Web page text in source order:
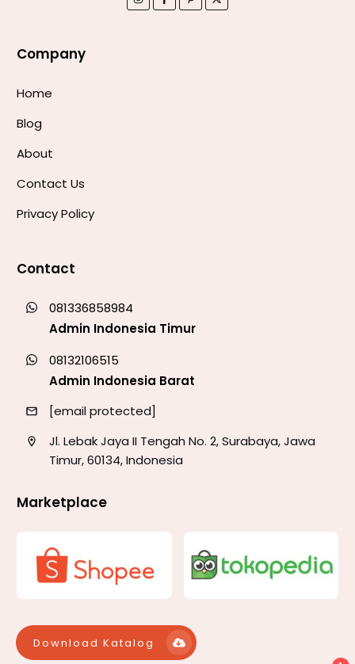
Company
Home
Blog
About
Contact Us
Privacy Policy
Contact
081336858984
Admin Indonesia Timur
08132106515
Admin Indonesia Barat
[email protected]
Jl. Lebak Jaya II Tengah No. 2, Surabaya, Jawa
Timur, 60134, Indonesia
Marketplace
Download Katalog